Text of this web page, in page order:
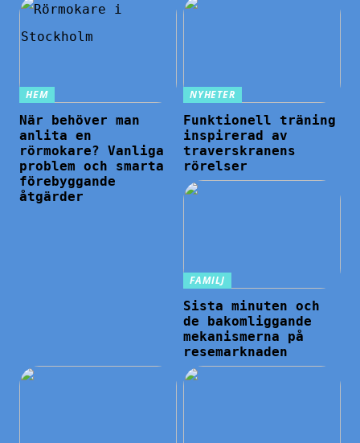
HEM
När behöver man
anlita en
rörmokare? Vanliga
problem och smarta
förebyggande
åtgärder
NYHETER
Funktionell träning
inspirerad av
traverskranens
rörelser
FAMILJ
Sista minuten och
de bakomliggande
mekanismerna på
resemarknaden